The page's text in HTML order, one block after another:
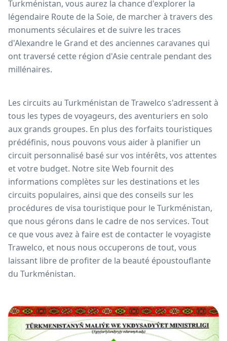
Turkménistan, vous aurez la chance d'explorer la
légendaire Route de la Soie, de marcher à travers des
monuments séculaires et de suivre les traces
d'Alexandre le Grand et des anciennes caravanes qui
ont traversé cette région d'Asie centrale pendant des
millénaires.
Les circuits au Turkménistan de Trawelco s'adressent à
tous les types de voyageurs, des aventuriers en solo
aux grands groupes. En plus des forfaits touristiques
prédéfinis, nous pouvons vous aider à planifier un
circuit personnalisé basé sur vos intérêts, vos attentes
et votre budget. Notre site Web fournit des
informations complètes sur les destinations et les
circuits populaires, ainsi que des conseils sur les
procédures de visa touristique pour le Turkménistan,
que nous gérons dans le cadre de nos services. Tout
ce que vous avez à faire est de contacter le voyagiste
Trawelco, et nous nous occuperons de tout, vous
laissant libre de profiter de la beauté époustouflante
du Turkménistan.